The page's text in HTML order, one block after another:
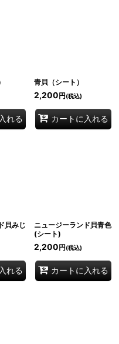
れる
青貝（シート）
2,200円(税込)
カートに入れる
貝みじ
れる
ニュージーランド貝青色
(シート)
2,200円(税込)
カートに入れる